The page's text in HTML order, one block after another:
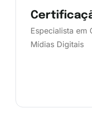
Especialista em
Mídias Digitais